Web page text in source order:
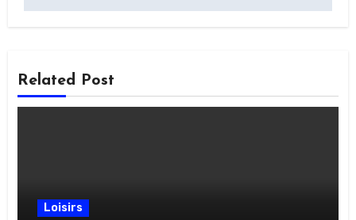
Related Post
Loisirs